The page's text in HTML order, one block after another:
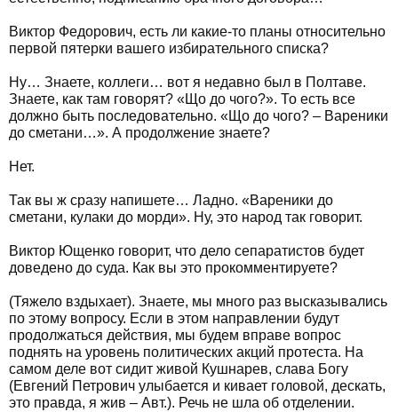
Виктор Федорович, есть ли какие-то планы относительно
первой пятерки вашего избирательного списка?
Ну… Знаете, коллеги… вот я недавно был в Полтаве.
Знаете, как там говорят? «Що до чого?». То есть все
должно быть последовательно. «Що до чого? – Вареники
до сметани…». А продолжение знаете?
Нет.
Так вы ж сразу напишете… Ладно. «Вареники до
сметани, кулаки до морди». Ну, это народ так говорит.
Виктор Ющенко говорит, что дело сепаратистов будет
доведено до суда. Как вы это прокомментируете?
(Тяжело вздыхает). Знаете, мы много раз высказывались
по этому вопросу. Если в этом направлении будут
продолжаться действия, мы будем вправе вопрос
поднять на уровень политических акций протеста. На
самом деле вот сидит живой Кушнарев, слава Богу
(Евгений Петрович улыбается и кивает головой, дескать,
это правда, я жив – Авт.). Речь не шла об отделении.